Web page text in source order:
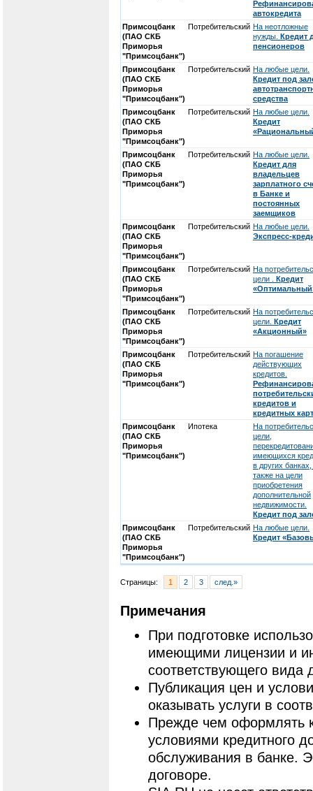
автокредита
Примсоцбанк
(ПАО СКБ
Приморья
"Примсоцбанк")
Потребительский На неотложные
нужды. Кредит
пенсионеров
Примсоцбанк
(ПАО СКБ
Приморья
"Примсоцбанк")
Потребительский На любые цели.
Кредит под
средства
Примсоцбанк
(ПАО СКБ
Приморья
"Примсоцбанк")
Потребительский На любые цели.
Кредит
Примсоцбанк
(ПАО СКБ
Приморья
"Примсоцбанк")
Потребительский На любые цели.
Кредит для
владельцев
зарплатного
в Банке и
постоянных
заемщиков
Примсоцбанк
(ПАО СКБ
Приморья
"Примсоцбанк")
Потребительский На любые цели.
Экспресс-
Примсоцбанк
(ПАО СКБ
Приморья
"Примсоцбанк")
Потребительский На
цели . Кредит
Примсоцбанк
(ПАО СКБ
Приморья
"Примсоцбанк")
Потребительский На
цели. Кредит
«Акционный»
Примсоцбанк
(ПАО СКБ
Приморья
"Примсоцбанк")
Потребительский На погашение
действующих
кредитов.
кредитов и
кредитных карт
Примсоцбанк
(ПАО СКБ
Приморья
"Примсоцбанк")
Ипотека
На
цели,
имеющихся
в других банках,
также на цели
приобретения
дополнительной
недвижимости.
Кредит под
Примсоцбанк
(ПАО СКБ
Приморья
"Примсоцбанк")
Потребительский На любые цели.
Кредит
Страницы: 1 2 3 след.»
Примечания
При подготовке
имеющими лицензии и
соответствующего вида
Публикация цен и
оказывать услуги в
Прежде чем оформлять
условиями кредитного
обслуживания в банке.
договоре.